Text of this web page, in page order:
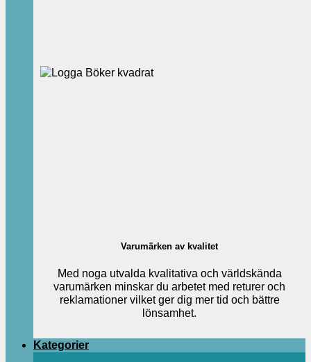
Varumärken av kvalitet
Med noga utvalda kvalitativa och världskända
varumärken minskar du arbetet med returer och
reklamationer vilket ger dig mer tid och bättre
lönsamhet.
Kategorier